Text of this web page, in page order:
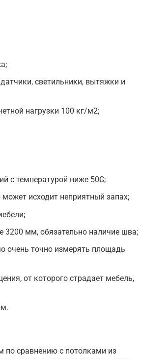
светильники, вытяжки и
нагрузки 100 кг/м2;
с температурой ниже 50С;
исходит неприятный запах;
мм, обязательно наличие шва;
очень точно измерять площадь
от которого страдает мебель,
по сравнению с потолками из